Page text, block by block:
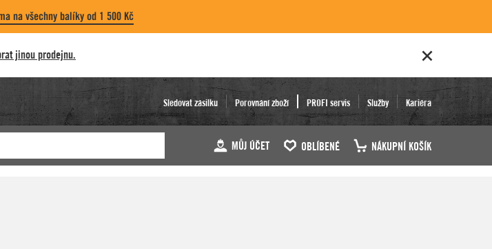
na všechny balíky od 1 500 Kč
jinou prodejnu.
Sledovat zásilku Porovnání zboží PROFI servis Služby Kariéra
MŮJ ÚČET OBLÍBENÉ NÁKUPNÍ KOŠÍK